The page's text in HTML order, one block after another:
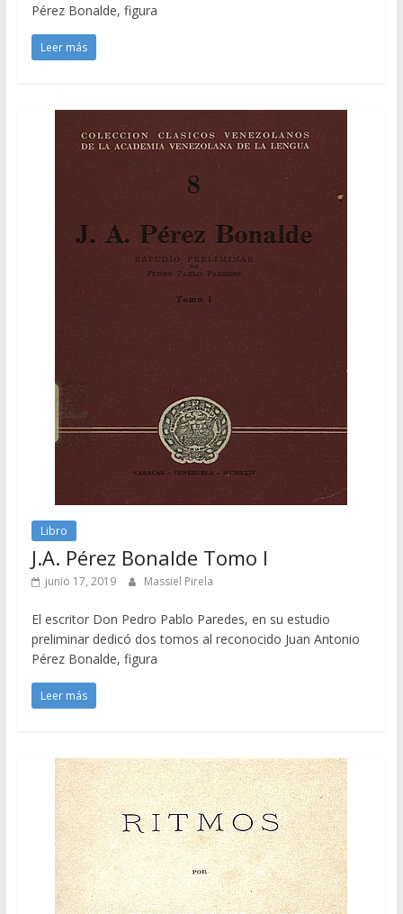
Pérez Bonalde, figura
Leer más
Libro
J.A. Pérez Bonalde Tomo I
junio 17, 2019 Massiel Pirela
El escritor Don Pedro Pablo Paredes, en su estudio
preliminar dedicó dos tomos al reconocido Juan Antonio
Pérez Bonalde, figura
Leer más